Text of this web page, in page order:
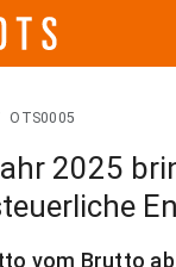
OTS0005
2025
vom Brutto